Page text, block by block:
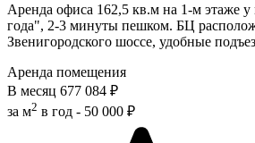
Аренда офиса 162,5 кв.м на 1-м этаже
года", 2-3 минуты пешком. БЦ
Звенигородского шоссе, удобные
Аренда помещения
В месяц 677 084 ₽
за м2 в год - 50 000 ₽